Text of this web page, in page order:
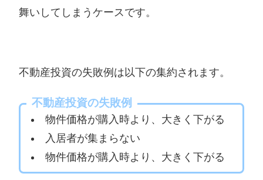
舞いしてしまうケースです。
不動産投資の失敗例は以下の集約されます。
不動産投資の失敗例
物件価格が購入時より、大きく下がる
入居者が集まらない
物件価格が購入時より、大きく下がる